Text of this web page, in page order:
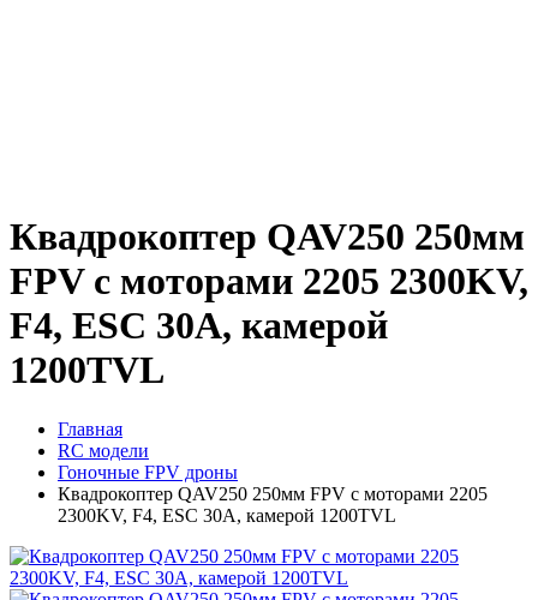
Квадрокоптер QAV250 250мм
FPV с моторами 2205 2300KV,
F4, ESC 30A, камерой
1200TVL
Главная
RC модели
Гоночные FPV дроны
Квадрокоптер QAV250 250мм FPV с моторами 2205
2300KV, F4, ESC 30A, камерой 1200TVL